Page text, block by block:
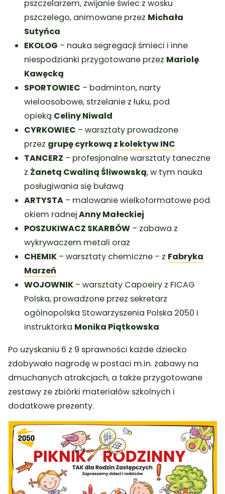
pszczelarzem, zwijanie świec z wosku
pszczelego, animowane przez Michała
Sutyńca
EKOLOG – nauka segregacji śmieci i inne
niespodzianki przygotowane przez Mariolę
Kawęcką
SPORTOWIEC – badminton, narty
wieloosobowe, strzelanie z łuku, pod
opieką Celiny Niwald
CYRKOWIEC – warsztaty prowadzone
przez grupę cyrkową z kolektyw INC
TANCERZ – profesjonalne warsztaty taneczne
z Żanetą Cwaliną Śliwowską, w tym nauka
posługiwania się buławą
ARTYSTA – malowanie wielkoformatowe pod
okiem radnejAnny Małeckiej
POSZUKIWACZ SKARBÓW – zabawa z
wykrywaczem metali oraz
CHEMIK – warsztaty chemiczne – z Fabryka
Marzeń
WOJOWNIK – warsztaty Capoeiry z FICAG
Polska, prowadzone przez sekretarz
ogólnopolska Stowarzyszenia Polska 2050 i
instruktorka Monika Piątkowska
Po uzyskaniu 6 z 9 sprawności każde dziecko
zdobywało nagrodę w postaci m.in. zabawy na
dmuchanych atrakcjach, a także przygotowane
zestawy ze zbiórki materiałów szkolnych i
dodatkowe prezenty.